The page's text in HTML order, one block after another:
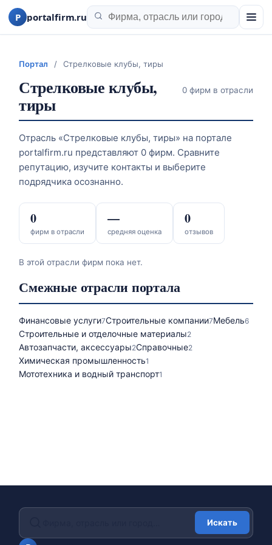
P portalfirm.ru
Портал / Стрелковые клубы, тиры
Стрелковые клубы,
тиры
0 фирм в отрасли
Отрасль «Стрелковые клубы, тиры» на портале
portalfirm.ru представляют 0 фирм. Сравните
репутацию, изучите контакты и выберите
подрядчика осознанно.
фирм в отрасли
0
средняя оценка
—
отзывов
0
В этой отрасли фирм пока нет.
Смежные отрасли портала
Финансовые услуги7Строительные компании7Мебель6
Строительные и отделочные материалы2
Автозапчасти, аксессуары2Справочные2
Химическая промышленность1
Мототехника и водный транспорт1
Искать